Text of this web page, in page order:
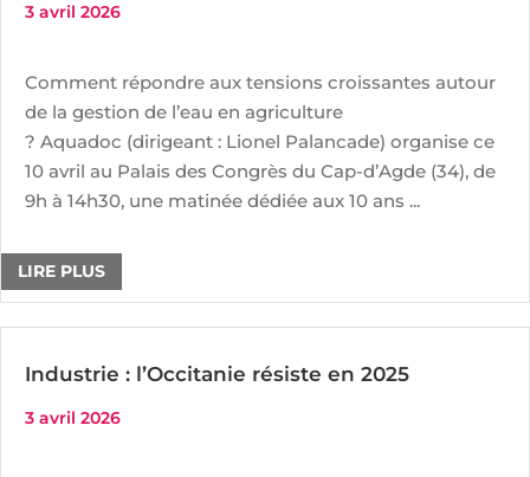
3 avril 2026
Comment répondre aux tensions croissantes autour
de la gestion de l’eau en agriculture
? Aquadoc (dirigeant : Lionel Palancade) organise ce
10 avril au Palais des Congrès du Cap-d’Agde (34), de
9h à 14h30, une matinée dédiée aux 10 ans ...
LIRE PLUS
Industrie : l’Occitanie résiste en 2025
3 avril 2026